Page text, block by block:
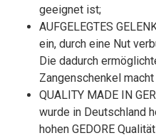
geeignet ist;
AUFGELEGTES
ein, durch eine Nut
Die dadurch
Zangenschenkel
QUALITY MADE IN
wurde in Deutschland
hohen GEDORE